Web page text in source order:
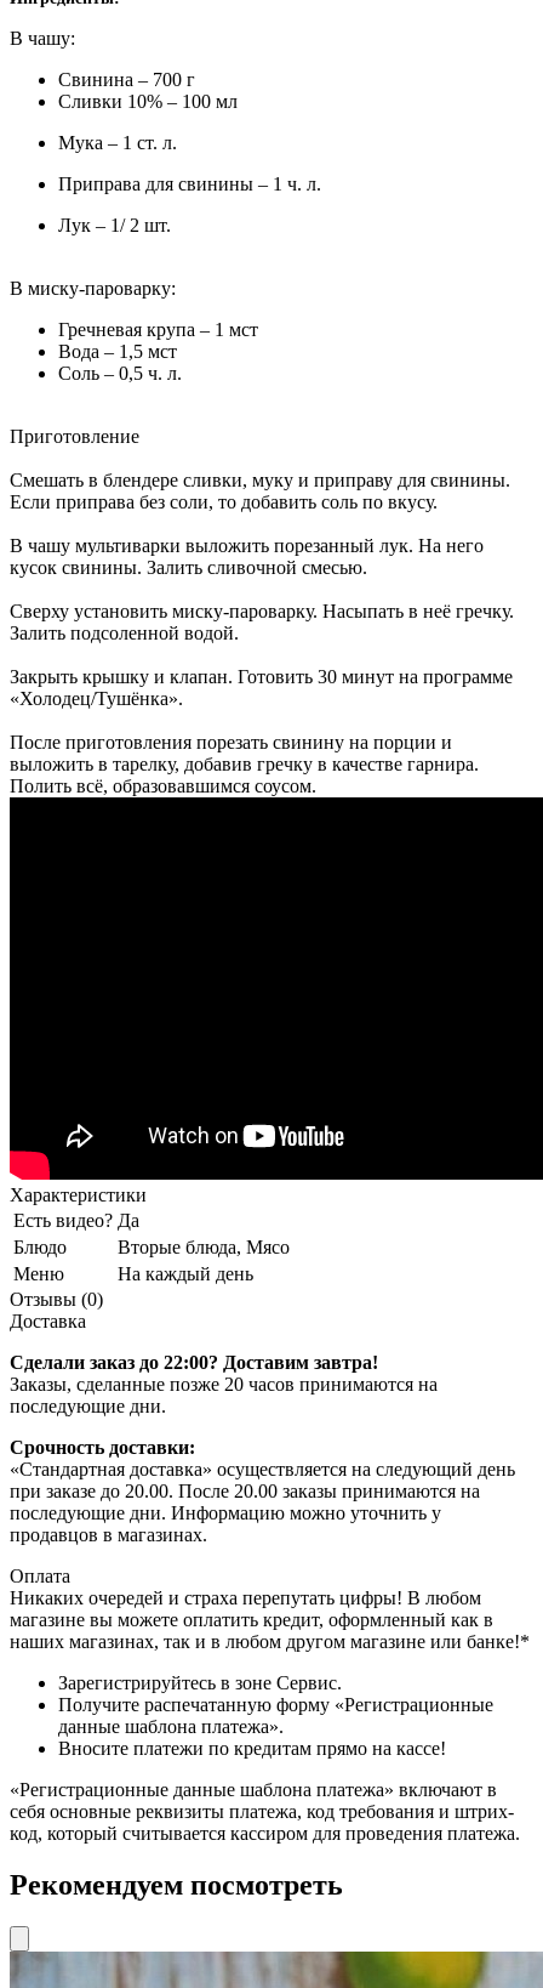
В чашу:
Свинина – 700 г
Сливки 10% – 100 мл
Мука – 1 ст. л.
Приправа для свинины – 1 ч. л.
Лук – 1/ 2 шт.
В миску-пароварку:
Гречневая крупа – 1 мст
Вода – 1,5 мст
Соль – 0,5 ч. л.
Приготовление
Смешать в блендере сливки, муку и приправу для свинины.
Если приправа без соли, то добавить соль по вкусу.
В чашу мультиварки выложить порезанный лук. На него
кусок свинины. Залить сливочной смесью.
Сверху установить миску-пароварку. Насыпать в неё гречку.
Залить подсоленной водой.
Закрыть крышку и клапан. Готовить 30 минут на программе
«Холодец/Тушёнка».
После приготовления порезать свинину на порции и
выложить в тарелку, добавив гречку в качестве гарнира.
Полить всё, образовавшимся соусом.
Характеристики
Есть видео? Да
Блюдо
Вторые блюда, Мясо
Меню
На каждый день
Отзывы (0)
Доставка
Сделали заказ до 22:00? Доставим завтра!
Заказы, сделанные позже 20 часов принимаются на
последующие дни.
Срочность доставки:
«Стандартная доставка» осуществляется на следующий день
при заказе до 20.00. После 20.00 заказы принимаются на
последующие дни. Информацию можно уточнить у
продавцов в магазинах.
Оплата
Никаких очередей и страха перепутать цифры! В любом
магазине вы можете оплатить кредит, оформленный как в
наших магазинах, так и в любом другом магазине или банке!*
Зарегистрируйтесь в зоне Сервис.
Получите распечатанную форму «Регистрационные
данные шаблона платежа».
Вносите платежи по кредитам прямо на кассе!
«Регистрационные данные шаблона платежа» включают в
себя основные реквизиты платежа, код требования и штрих-
код, который считывается кассиром для проведения платежа.
Рекомендуем посмотреть